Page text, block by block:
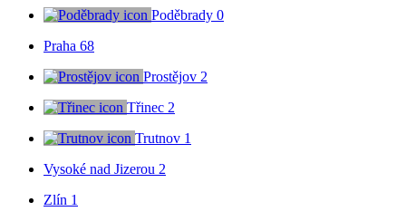
Poděbrady 0
Praha 68
Prostějov 2
Třinec 2
Trutnov 1
Vysoké nad Jizerou 2
Zlín 1